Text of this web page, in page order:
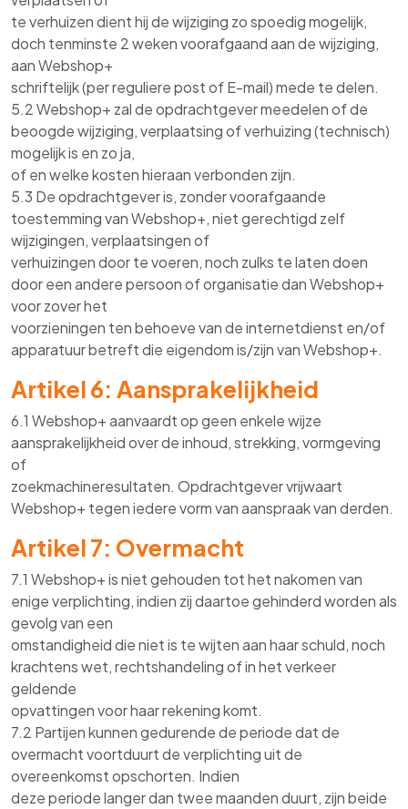
te verhuizen dient hij de wijziging zo spoedig mogelijk,
doch tenminste 2 weken voorafgaand aan de wijziging,
aan Webshop+
schriftelijk (per reguliere post of E-mail) mede te delen.
5.2 Webshop+ zal de opdrachtgever meedelen of de
beoogde wijziging, verplaatsing of verhuizing (technisch)
mogelijk is en zo ja,
of en welke kosten hieraan verbonden zijn.
5.3 De opdrachtgever is, zonder voorafgaande
toestemming van Webshop+, niet gerechtigd zelf
wijzigingen, verplaatsingen of
verhuizingen door te voeren, noch zulks te laten doen
door een andere persoon of organisatie dan Webshop+
voor zover het
voorzieningen ten behoeve van de internetdienst en/of
apparatuur betreft die eigendom is/zijn van Webshop+.
Artikel 6: Aansprakelijkheid
6.1 Webshop+ aanvaardt op geen enkele wijze
aansprakelijkheid over de inhoud, strekking, vormgeving
of
zoekmachineresultaten. Opdrachtgever vrijwaart
Webshop+ tegen iedere vorm van aanspraak van derden.
Artikel 7: Overmacht
7.1 Webshop+ is niet gehouden tot het nakomen van
enige verplichting, indien zij daartoe gehinderd worden als
gevolg van een
omstandigheid die niet is te wijten aan haar schuld, noch
krachtens wet, rechtshandeling of in het verkeer
geldende
opvattingen voor haar rekening komt.
7.2 Partijen kunnen gedurende de periode dat de
overmacht voortduurt de verplichting uit de
overeenkomst opschorten. Indien
deze periode langer dan twee maanden duurt, zijn beide